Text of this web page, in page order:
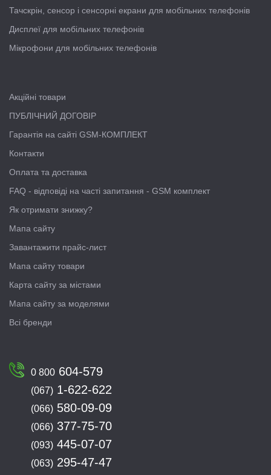
Тачскрін, сенсор і сенсорні екрани для мобільних телефонів
Дисплеї для мобільних телефонів
Мікрофони для мобільних телефонів
Акційні товари
ПУБЛІЧНИЙ ДОГОВІР
Гарантія на сайті GSM-КОМПЛЕКТ
Контакти
Оплата та доставка
FAQ - відповіді на часті запитання - GSM комплект
Як отримати знижку?
Мапа сайту
Завантажити прайс-лист
Мапа сайту товари
Карта сайту за містами
Мапа сайту за моделями
Всі бренди
0 800 604-579
(067) 1-622-622
(066) 580-09-09
(066) 377-75-70
(093) 445-07-07
(063) 295-47-47